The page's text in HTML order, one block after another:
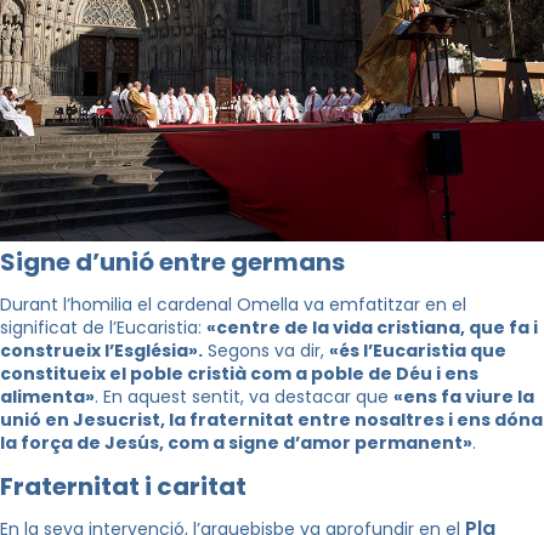
Signe d’unió entre germans
Durant l’homilia el cardenal Omella va emfatitzar en el
significat de l’Eucaristia: «centre de la vida cristiana, que fa i
construeix l’Església». Segons va dir, «és l’Eucaristia que
constitueix el poble cristià com a poble de Déu i ens
alimenta». En aquest sentit, va destacar que «ens fa viure la
unió en Jesucrist, la fraternitat entre nosaltres i ens dóna
la força de Jesús, com a signe d’amor permanent».
Fraternitat i caritat
En la seva intervenció, l’arquebisbe va aprofundir en el Pla